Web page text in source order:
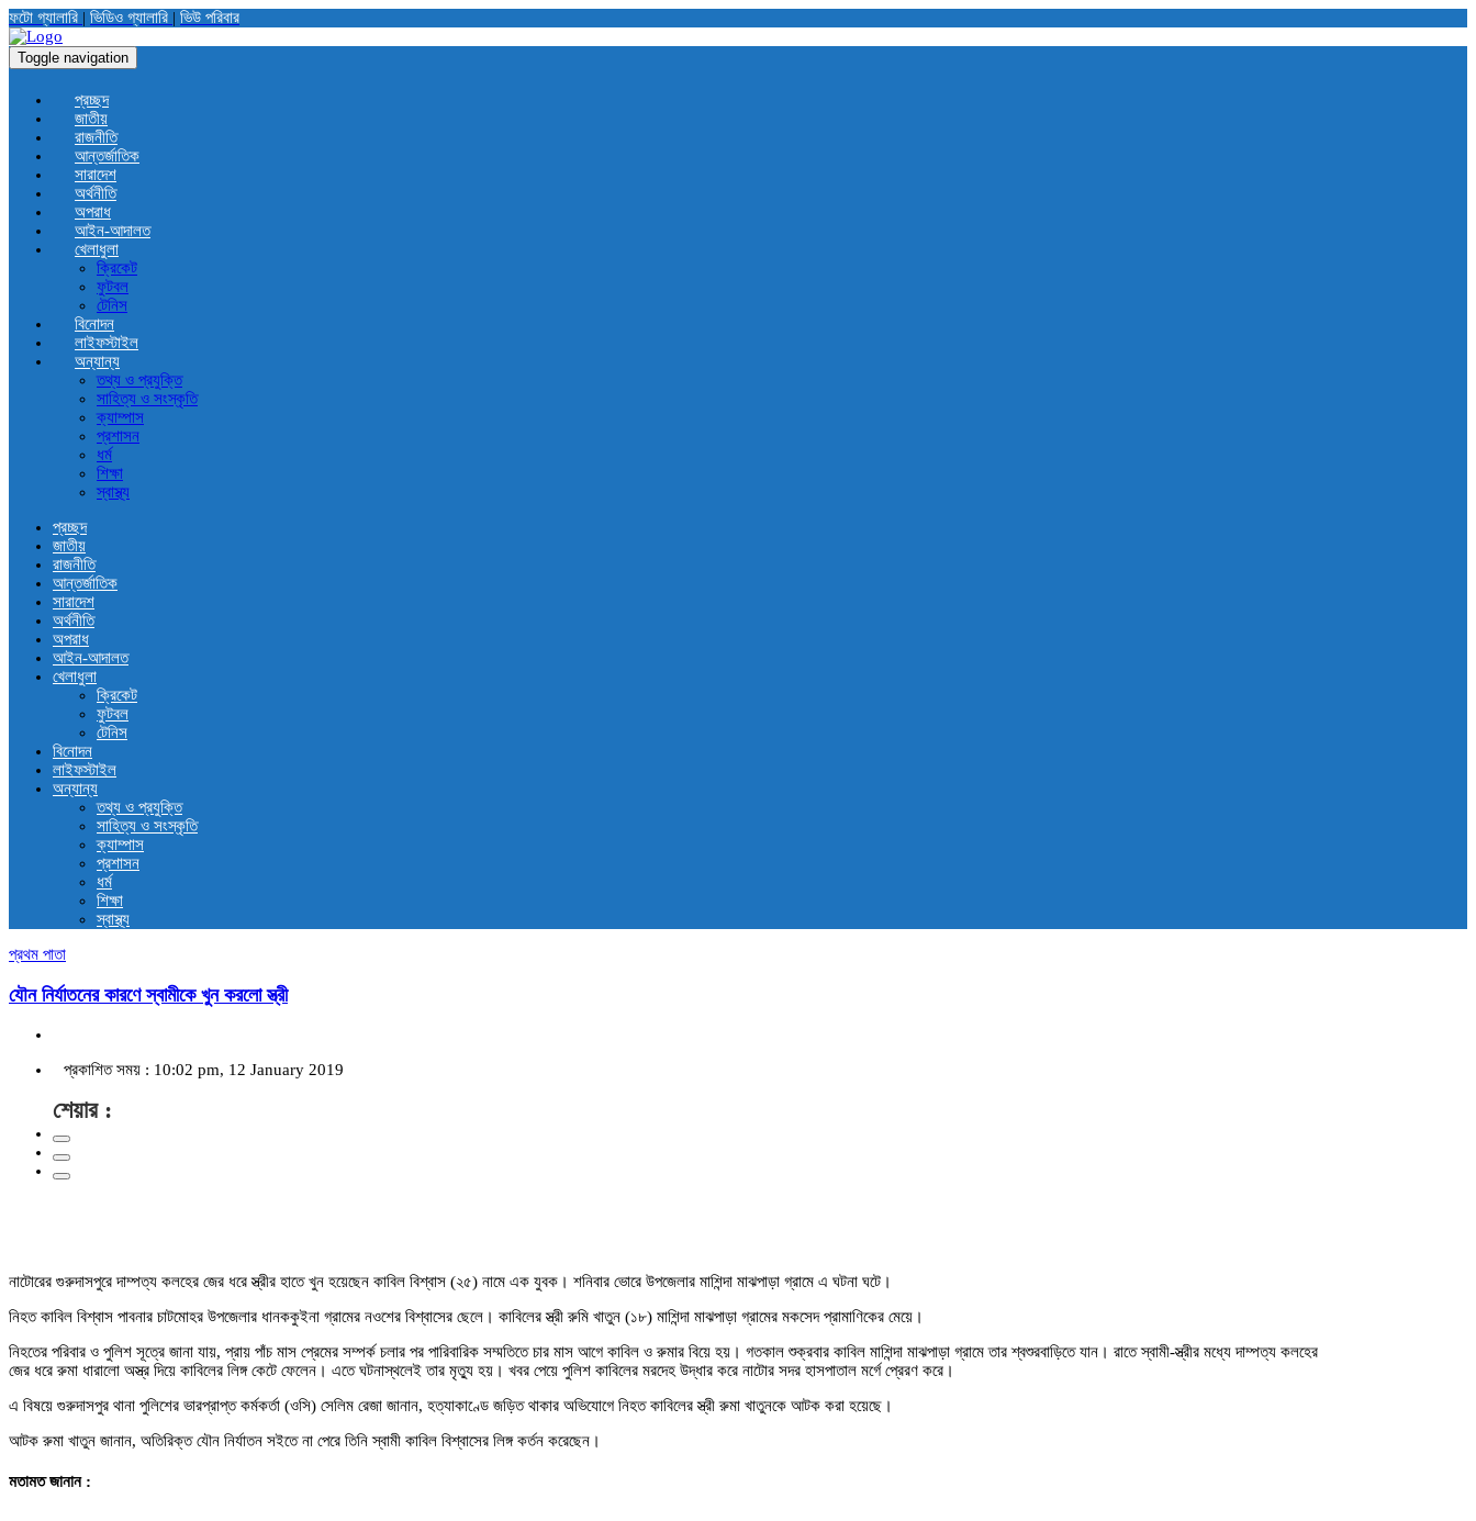
ফটো গ্যালারি | ভিডিও গ্যালারি | ভিউ পরিবার
Toggle navigation
প্রচ্ছদ
জাতীয়
রাজনীতি
আন্তর্জাতিক
সারাদেশ
অর্থনীতি
অপরাধ
আইন-আদালত
খেলাধুলা
ক্রিকেট
ফুটবল
টেনিস
বিনোদন
লাইফস্টাইল
অন্যান্য
তথ্য ও প্রযুক্তি
সাহিত্য ও সংস্কৃতি
ক্যাম্পাস
প্রশাসন
ধর্ম
শিক্ষা
স্বাস্থ্য
প্রচ্ছদ
জাতীয়
রাজনীতি
আন্তর্জাতিক
সারাদেশ
অর্থনীতি
অপরাধ
আইন-আদালত
খেলাধুলা
ক্রিকেট
ফুটবল
টেনিস
বিনোদন
লাইফস্টাইল
অন্যান্য
তথ্য ও প্রযুক্তি
সাহিত্য ও সংস্কৃতি
ক্যাম্পাস
প্রশাসন
ধর্ম
শিক্ষা
স্বাস্থ্য
প্রথম পাতা
যৌন নির্যাতনের কারণে স্বামীকে খুন করলো স্ত্রী
প্রকাশিত সময় : 10:02 pm, 12 January 2019
শেয়ার :
নাটোরের গুরুদাসপুরে দাম্পত্য কলহের জের ধরে স্ত্রীর হাতে খুন হয়েছেন কাবিল বিশ্বাস (২৫) নামে এক যুবক। শনিবার ভোরে উপজেলার মাশিন্দা মাঝপাড়া গ্রামে এ ঘটনা ঘটে।
নিহত কাবিল বিশ্বাস পাবনার চাটমোহর উপজেলার ধানককুইনা গ্রামের নওশের বিশ্বাসের ছেলে। কাবিলের স্ত্রী রুমি খাতুন (১৮) মাশিন্দা মাঝপাড়া গ্রামের মকসেদ প্রামাণিকের মেয়ে।
নিহতের পরিবার ও পুলিশ সূত্রে জানা যায়, প্রায় পাঁচ মাস প্রেমের সম্পর্ক চলার পর পারিবারিক সম্মতিতে চার মাস আগে কাবিল ও রুমার বিয়ে হয়। গতকাল শুক্রবার কাবিল মাশিন্দা মাঝপাড়া গ্রামে তার শ্বশুরবাড়িতে যান। রাতে স্বামী-স্ত্রীর মধ্যে দাম্পত্য কলহের
জের ধরে রুমা ধারালো অস্ত্র দিয়ে কাবিলের লিঙ্গ কেটে ফেলেন। এতে ঘটনাস্থলেই তার মৃত্যু হয়। খবর পেয়ে পুলিশ কাবিলের মরদেহ উদ্ধার করে নাটোর সদর হাসপাতাল মর্গে প্রেরণ করে।
এ বিষয়ে গুরুদাসপুর থানা পুলিশের ভারপ্রাপ্ত কর্মকর্তা (ওসি) সেলিম রেজা জানান, হত্যাকাণ্ডে জড়িত থাকার অভিযোগে নিহত কাবিলের স্ত্রী রুমা খাতুনকে আটক করা হয়েছে।
আটক রুমা খাতুন জানান, অতিরিক্ত যৌন নির্যাতন সইতে না পেরে তিনি স্বামী কাবিল বিশ্বাসের লিঙ্গ কর্তন করেছেন।
মতামত জানান :